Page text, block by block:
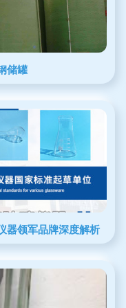
储罐
领军品牌深度解析